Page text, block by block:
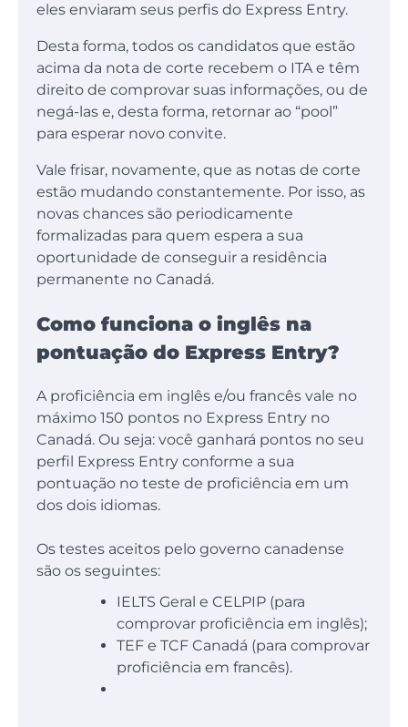
eles enviaram seus perfis do Express Entry.
Desta forma, todos os candidatos que estão
acima da nota de corte recebem o ITA e têm
direito de comprovar suas informações, ou de
negá-las e, desta forma, retornar ao “pool”
para esperar novo convite.
Vale frisar, novamente, que as notas de corte
estão mudando constantemente. Por isso, as
novas chances são periodicamente
formalizadas para quem espera a sua
oportunidade de conseguir a residência
permanente no Canadá.
Como funciona o inglês na
pontuação do Express Entry?
A proficiência em inglês e/ou francês vale no
máximo 150 pontos no Express Entry no
Canadá. Ou seja: você ganhará pontos no seu
perfil Express Entry conforme a sua
pontuação no teste de proficiência em um
dos dois idiomas.
Os testes aceitos pelo governo canadense
são os seguintes:
IELTS Geral e CELPIP (para
comprovar proficiência em inglês);
TEF e TCF Canadá (para comprovar
proficiência em francês).